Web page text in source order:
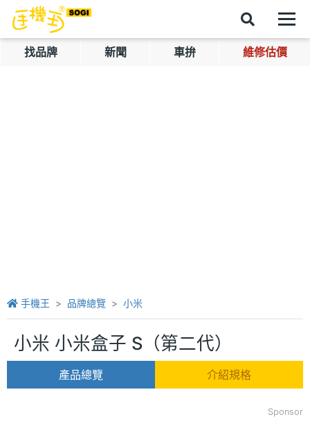
找品牌 新聞 車拚 維修估價
手機王 品牌總覽 小米
小米 小米盒子 S（第二代）
產品總覽 介紹規格
Sponsor